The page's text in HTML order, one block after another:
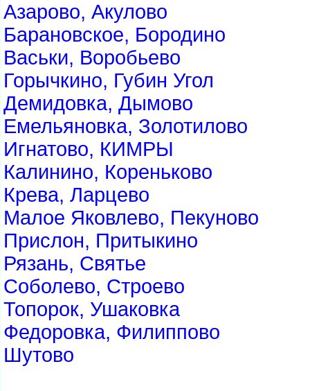
Азарово, Акулово
Барановское, Бородино
Васьки, Воробьево
Горычкино, Губин Угол
Демидовка, Дымово
Емельяновка, Золотилово
Игнатово, КИМРЫ
Калинино, Кореньково
Крева, Ларцево
Малое Яковлево, Пекуново
Прислон, Притыкино
Рязань, Святье
Соболево, Строево
Топорок, Ушаковка
Федоровка, Филиппово
Шутово